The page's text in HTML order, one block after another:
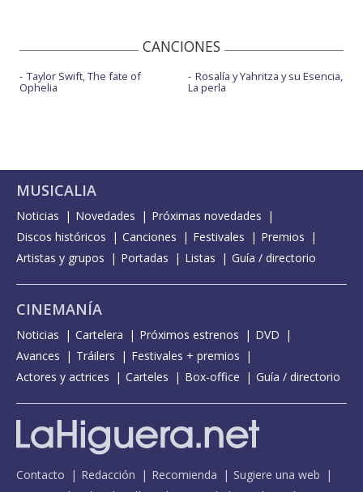
CANCIONES
Taylor Swift, The fate of
Ophelia
Rosalía y Yahritza y su Esencia,
La perla
MUSICALIA
Noticias Novedades
Próximas novedades
Discos históricos
Canciones Festivales
Premios
Artistas y grupos
Portadas Listas Guía / directorio
CINEMANÍA
Noticias Cartelera Próximos estrenos
DVD
Avances
Tráilers
Festivales + premios
Actores y actrices
Carteles Box-office Guía / directorio
Contacto Redacción Recomienda
Sugiere una web